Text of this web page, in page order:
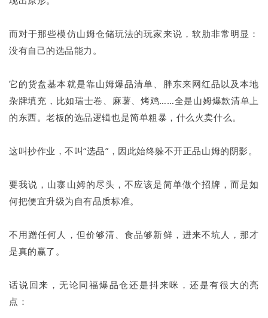
而对于那些模仿山姆仓储玩法的玩家来说，软肋非常明显：
没有自己的选品能力。
它的货盘基本就是靠山姆爆品清单、胖东来网红品以及本地
杂牌填充，比如瑞士卷、麻薯、烤鸡……全是山姆爆款清单上
的东西。老板的选品逻辑也是简单粗暴，什么火卖什么。
这叫抄作业，不叫“选品”，因此始终躲不开正品山姆的阴影。
要我说，山寨山姆的尽头，不应该是简单做个招牌，而是如
何把便宜升级为自有品质标准。
不用蹭任何人，但价够清、食品够新鲜，进来不坑人，那才
是真的赢了。
话说回来，无论同福爆品仓还是抖来咪，还是有很大的亮
点：